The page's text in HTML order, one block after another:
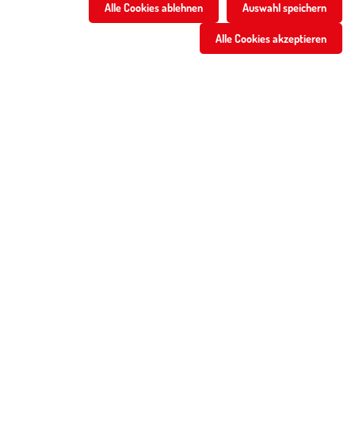
Stellenangebote
Berufsbilder
Alle Cookies ablehnen Auswahl speichern
Alle Cookies akzeptieren